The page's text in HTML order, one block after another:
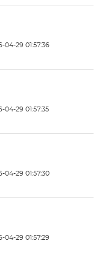
04-29 01:57:36
04-29 01:57:35
04-29 01:57:30
04-29 01:57:29